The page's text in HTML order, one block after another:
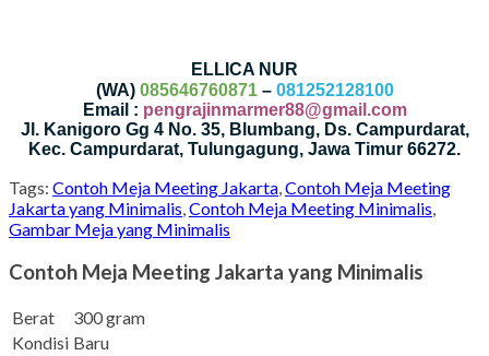
ELLICA NUR
(WA) 085646760871– 081252128100
Email : pengrajinmarmer88@gmail.com
Jl. Kanigoro Gg 4 No. 35, Blumbang, Ds. Campurdarat,
Kec. Campurdarat, Tulungagung, Jawa Timur 66272.
Tags: Contoh Meja Meeting Jakarta,Contoh Meja Meeting
Jakarta yang Minimalis,Contoh Meja Meeting Minimalis,
Gambar Meja yang Minimalis
Contoh Meja Meeting Jakarta yang Minimalis
Berat
300 gram
Kondisi Baru